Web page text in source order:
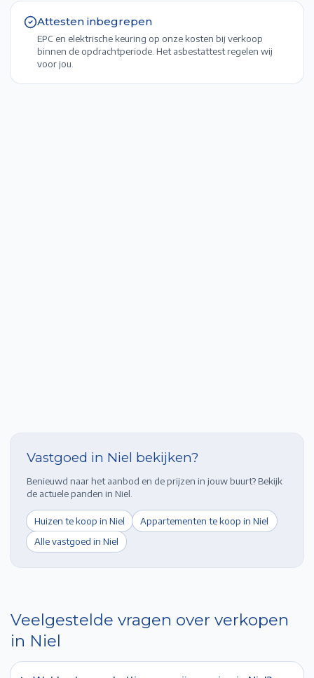
Attesten inbegrepen
EPC en elektrische keuring op onze kosten bij verkoop
binnen de opdrachtperiode. Het asbestattest regelen wij
voor jou.
Vastgoed in Niel bekijken?
Benieuwd naar het aanbod en de prijzen in jouw buurt? Bekijk
de actuele panden in Niel
Huizen te koop in Niel Appartementen te koop inNiel
Alle vastgoed in Niel
Veelgestelde vragen over verkopen
in Niel